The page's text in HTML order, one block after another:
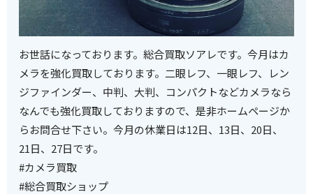
お世話になっております。総合買取ソアレです。今月はカ
メラを強化買取しております。二眼レフ、一眼レフ、レン
ジファインダー、中判、大判、コンパクトなどカメラなら
なんでも強化買取しておりますので、是非ホームページか
らお問合せ下さい。今月の休業日は12日、13日、20日、
21日、27日です。
#カメラ買取
#総合買取ショップ